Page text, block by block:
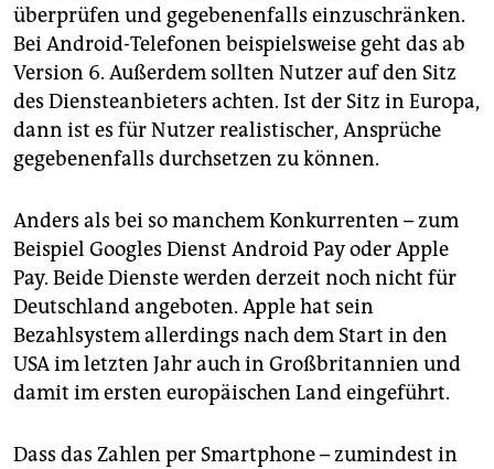
überprüfen und gegebenenfalls einzuschränken.
Bei Android-Telefonen beispielsweise geht das ab
Version 6. Außerdem sollten Nutzer auf den Sitz
des Dienste­anbieters achten. Ist der Sitz in Europa,
dann ist es für Nutzer realistischer, Ansprüche
gegebenenfalls durchsetzen zu können.
Anders als bei so manchem Konkurrenten – zum
Beispiel Googles Dienst Android Pay oder Apple
Pay. Beide Dienste werden derzeit noch nicht für
Deutschland angeboten. Apple hat sein
Bezahlsystem allerdings nach dem Start in den
USA im letzten Jahr auch in Großbritannien und
damit im ersten europäischen Land eingeführt.
Dass das Zahlen per Smartphone – zumindest in